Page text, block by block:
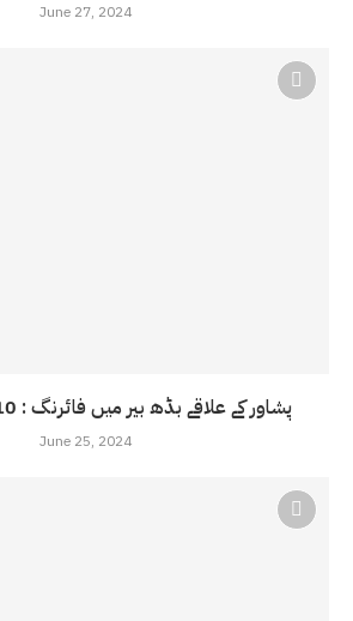
June 27, 2024
پشاور کے علاقے بڈھ بیر میں فائرنگ : 10 افراد جاں بحق
June 25, 2024